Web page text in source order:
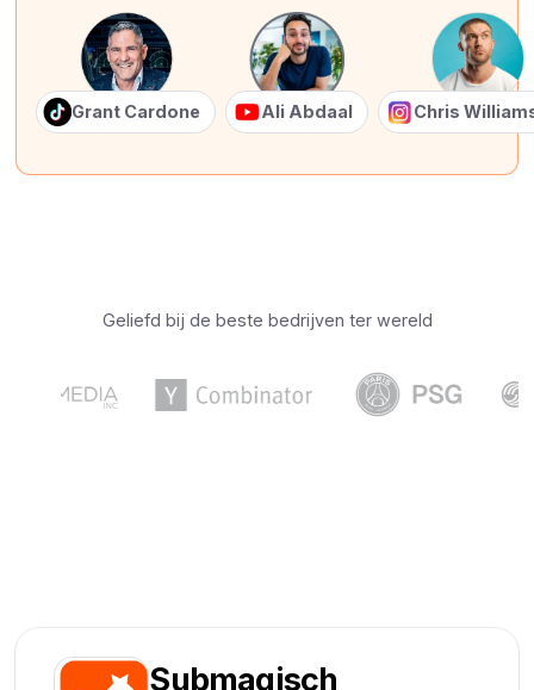
Grant Cardone Ali Abdaal Chris
Geliefd bij de beste bedrijven ter wereld
Submagisch